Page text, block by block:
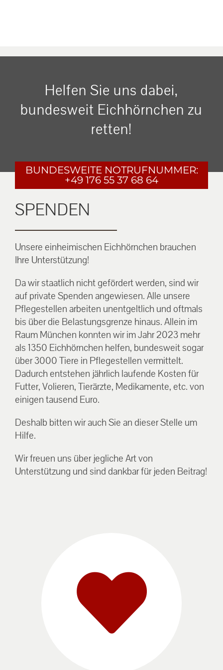
Helfen Sie uns dabei,
bundesweit Eichhörnchen zu
retten!
BUNDESWEITE NOTRUFNUMMER:
+49 176 55 37 68 64
SPENDEN
Unsere einheimischen Eichhörnchen brauchen
Ihre Unterstützung!
Da wir staatlich nicht gefördert werden, sind wir
auf private Spenden angewiesen. Alle unsere
Pflegestellen arbeiten unentgeltlich und oftmals
bis über die Belastungsgrenze hinaus. Allein im
Raum München konnten wir im Jahr 2023 mehr
als 1350 Eichhörnchen helfen, bundesweit sogar
über 3000 Tiere in Pflegestellen vermittelt.
Dadurch entstehen jährlich laufende Kosten für
Futter, Volieren, Tierärzte, Medikamente, etc. von
einigen tausend Euro.
Deshalb bitten wir auch Sie an dieser Stelle um
Hilfe.
Wir freuen uns über jegliche Art von
Unterstützung und sind dankbar für jeden Beitrag!